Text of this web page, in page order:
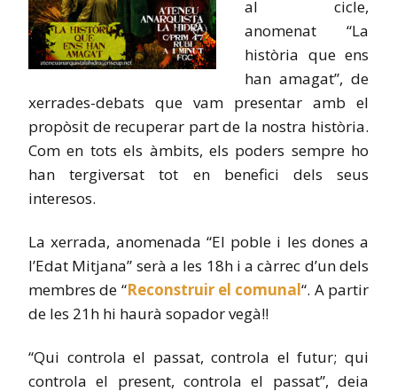
al cicle,
anomenat “La
història que ens
han amagat”, de
xerrades-debats que vam presentar amb el
propòsit de recuperar part de la nostra història.
Com en tots els àmbits, els poders sempre ho
han tergiversat tot en benefici dels seus
interesos.
La xerrada, anomenada “El poble i les dones a
l’Edat Mitjana” serà a les 18h i a càrrec d’un dels
membres de “Reconstruir el comunal“. A partir
de les 21h hi haurà sopador vegà!!
“Qui controla el passat, controla el futur; qui
controla el present, controla el passat”, deia